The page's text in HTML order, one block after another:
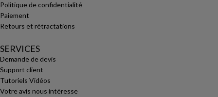
Politique de confidentialité
Paiement
Retours et rétractations
SERVICES
Demande de devis
Support client
Tutoriels Vidéos
Votre avis nous intéresse